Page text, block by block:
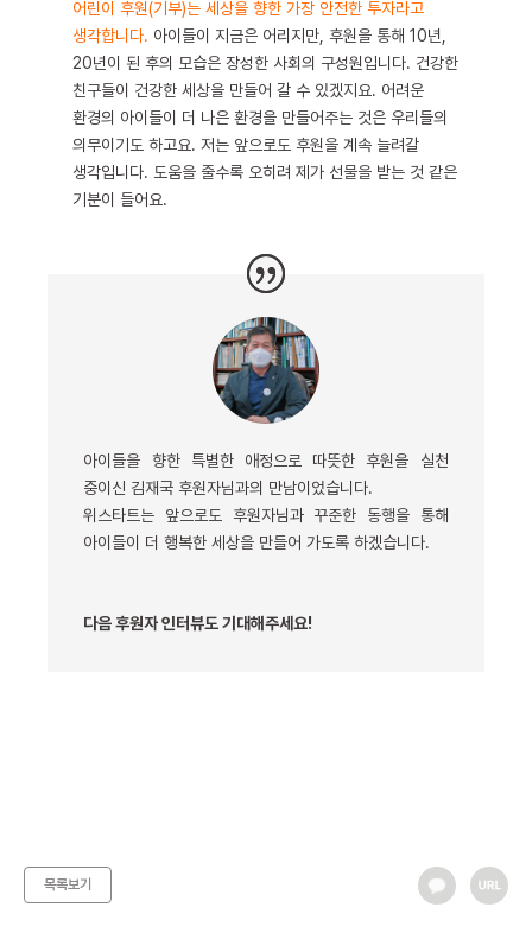
어린이 후원(기부)는 세상을 향한 가장 안전한 투자라고
생각합니다. 아이들이 지금은 어리지만, 후원을 통해 10년,
20년이 된 후의 모습은 장성한 사회의 구성원입니다. 건강한
친구들이 건강한 세상을 만들어 갈 수 있겠지요. 어려운
환경의 아이들이 더 나은 환경을 만들어주는 것은 우리들의
의무이기도 하고요. 저는 앞으로도 후원을 계속 늘려갈
생각입니다. 도움을 줄수록 오히려 제가 선물을 받는 것 같은
기분이 들어요.
아이들을 향한 특별한 애정으로 따뜻한 후원을 실천
중이신 김재국 후원자님과의 만남이었습니다.
위스타트는 앞으로도 후원자님과 꾸준한 동행을 통해
아이들이 더 행복한 세상을 만들어 가도록 하겠습니다.
다음 후원자 인터뷰도 기대해주세요!
목록보기